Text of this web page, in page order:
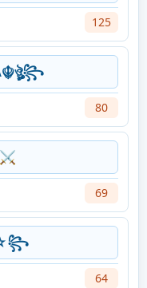
125
80
69
64